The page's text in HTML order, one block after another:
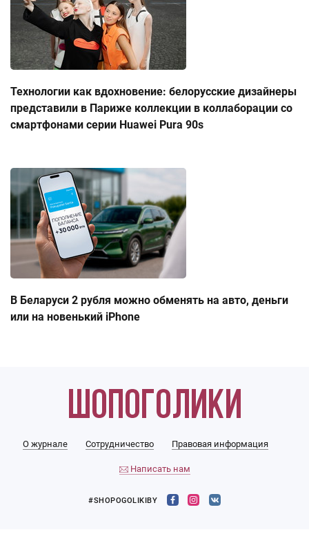
Технологии как вдохновение: белорусские дизайнеры
представили в Париже коллекции в коллаборации со
смартфонами серии Huawei Pura 90s
В Беларуси 2 рубля можно обменять на авто, деньги
или на новенький iPhone
О журнале Сотрудничество Правовая информация
Написать нам
#SHOPOGOLIKIBY